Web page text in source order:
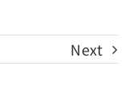
Next